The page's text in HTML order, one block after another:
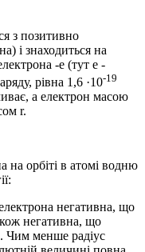
з позитивно
і знаходиться на
-е (тут е -
рівна 1,6 ·10-19
а електрон масою
r.
на орбіті в атомі водню
негативна, що
негативна, що
Чим менше радіус